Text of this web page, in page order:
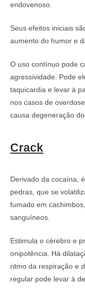
endovenoso.
Seus efeitos iniciais
aumento do humor e
O uso contínuo pode
agressividade. Pode
taquicardia e levar à
nos casos de
causa degeneração
Crack
Derivado da cocaína,
pedras, que se
fumado em
sanguíneos.
Estimula o cérebro e
onipotência. Há
ritmo da respiração e
regular pode levar à